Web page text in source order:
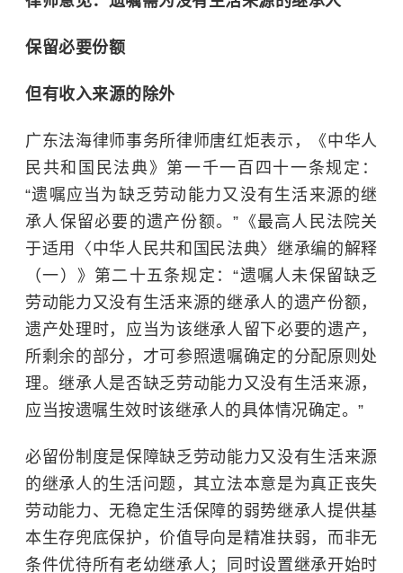
保留必要份额
但有收入来源的除外
广东法海律师事务所律师唐红炬表示，《中华人
民共和国民法典》第一千一百四十一条规定：
“遗嘱应当为缺乏劳动能力又没有生活来源的继
承人保留必要的遗产份额。”《最高人民法院关
于适用〈中华人民共和国民法典〉继承编的解释
（一）》第二十五条规定：“遗嘱人未保留缺乏
劳动能力又没有生活来源的继承人的遗产份额，
遗产处理时，应当为该继承人留下必要的遗产，
所剩余的部分，才可参照遗嘱确定的分配原则处
理。继承人是否缺乏劳动能力又没有生活来源，
应当按遗嘱生效时该继承人的具体情况确定。”
必留份制度是保障缺乏劳动能力又没有生活来源
的继承人的生活问题，其立法本意是为真正丧失
劳动能力、无稳定生活保障的弱势继承人提供基
本生存兜底保护，价值导向是精准扶弱，而非无
条件优待所有老幼继承人；同时设置继承开始时